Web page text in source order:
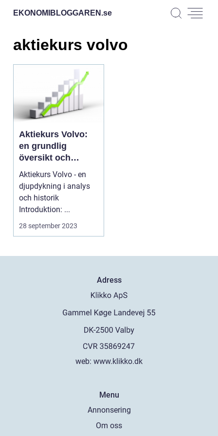
EKONOMIBLOGGAREN.se
aktiekurs volvo
Aktiekurs Volvo:
en grundlig
översikt och
analys
Aktiekurs Volvo - en
djupdykning i analys
och historik
Introduktion: ...
28 september 2023
Adress
web: www.klikko.dk
Menu
Annonsering
Om oss